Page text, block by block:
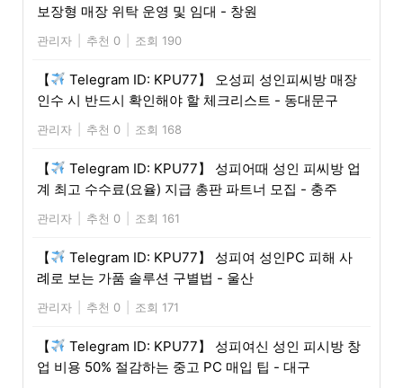
보장형 매장 위탁 운영 및 임대 - 창원
관리자 추천 0 조회 190
【
Telegram ID: KPU77】 오성피 성인피씨방 매장
인수 시 반드시 확인해야 할 체크리스트 - 동대문구
관리자 추천 0 조회 168
【
Telegram ID: KPU77】 성피어때 성인 피씨방 업
계 최고 수수료(요율) 지급 총판 파트너 모집 - 충주
관리자 추천 0 조회 161
【
Telegram ID: KPU77】 성피여 성인PC 피해 사
례로 보는 가품 솔루션 구별법 - 울산
관리자 추천 0 조회 171
【
Telegram ID: KPU77】 성피여신 성인 피시방 창
업 비용 50% 절감하는 중고 PC 매입 팁 - 대구